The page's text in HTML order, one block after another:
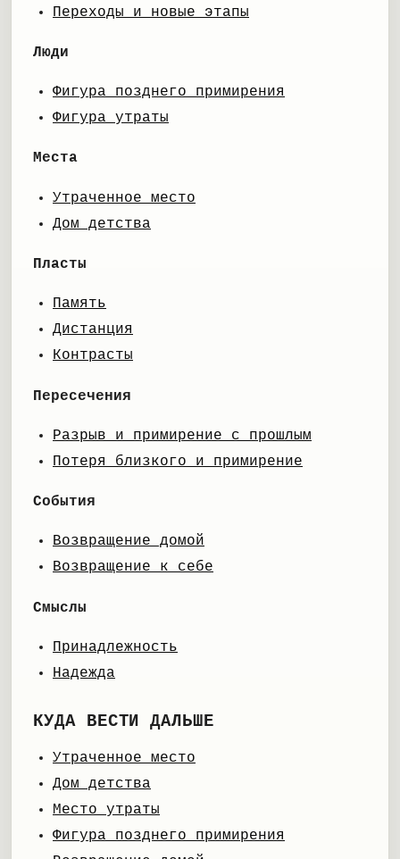
Переходы и новые этапы
Люди
Фигура позднего примирения
Фигура утраты
Места
Утраченное место
Дом детства
Пласты
Память
Дистанция
Контрасты
Пересечения
Разрыв и примирение с прошлым
Потеря близкого и примирение
События
Возвращение домой
Возвращение к себе
Смыслы
Принадлежность
Надежда
КУДА ВЕСТИ ДАЛЬШЕ
Утраченное место
Дом детства
Место утраты
Фигура позднего примирения